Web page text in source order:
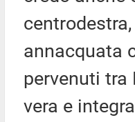
annacquata
pervenuti tra
vera e